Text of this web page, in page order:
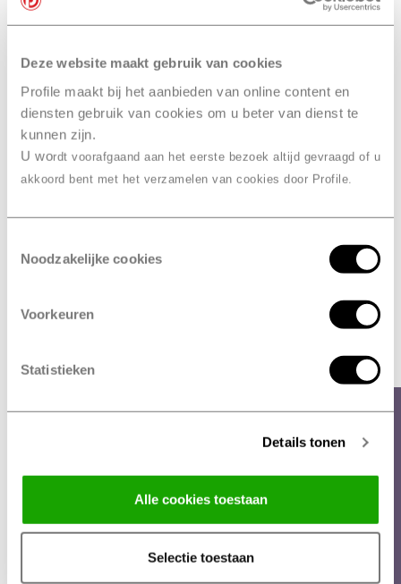
Deze website maakt gebruik van cookies
Profile maakt bij het aanbieden van online content en
diensten gebruik van cookies om u beter van dienst te
kunnen zijn.
U wordt voorafgaand aan het eerste bezoek altijd gevraagd of u
akkoord bent met het verzamelen van cookies door Profile.
Noodzakelijke cookies
Voorkeuren
Statistieken
Details tonen
Alle cookies toestaan
Selectie toestaan
particuliere als zakelijke klanten.
service voor vrachtwagens in de Benelux, heeft Profile
Truck 110 van de meer dan 220 Profile-vestigingen
geoptimaliseerd voor vrachtwagenservice. Met de
100% uptime propositie zorgt Profile ervoor dat
vrachtwagens minimale stilstand kennen, ondersteund
gemiddelde downtime van slechts 1:39 uur bij
bandenpech in de Benelux en iets langer buiten de
Ervaren automotive-
marketeer Sabine Romkes